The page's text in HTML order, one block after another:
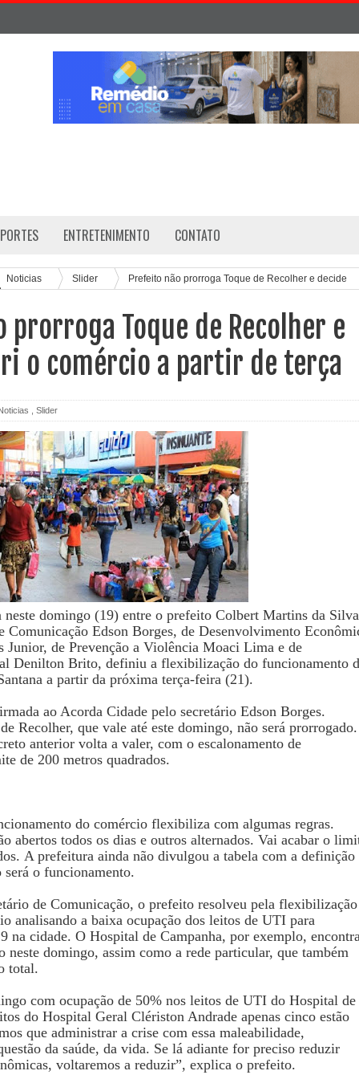
ENTRETENIMENTO CONTATO
Noticias Slider
Prefeito não prorroga Toque de Recolher e decide
prorroga Toque de Recolher e
o comércio a partir de terça
Slider
neste domingo (19) entre o prefeito Colbert Martins da Silva
Comunicação Edson Borges, de Desenvolvimento
Junior, de Prevenção a Violência Moaci Lima e de
Denilton Brito, definiu a flexibilização do funcionamento
a partir da próxima terça-feira (21).
ao Acorda Cidade pelo secretário Edson Borges.
Recolher, que vale até este domingo, não será
anterior volta a valer, com o escalonamento de
de 200 metros quadrados.
do comércio flexibiliza com algumas regras.
abertos todos os dias e outros alternados. Vai acabar o
A prefeitura ainda não divulgou a tabela com a definição
será o funcionamento.
de Comunicação, o prefeito resolveu pela flexibilização
analisando a baixa ocupação dos leitos de UTI para
na cidade. O Hospital de Campanha, por exemplo,
neste domingo, assim como a rede particular, que também
total.
com ocupação de 50% nos leitos de UTI do Hospital de
do Hospital Geral Clériston Andrade apenas cinco estão
que administrar a crise com essa maleabilidade,
da saúde, da vida. Se lá adiante for preciso reduzir
voltaremos a reduzir”, explica o prefeito.